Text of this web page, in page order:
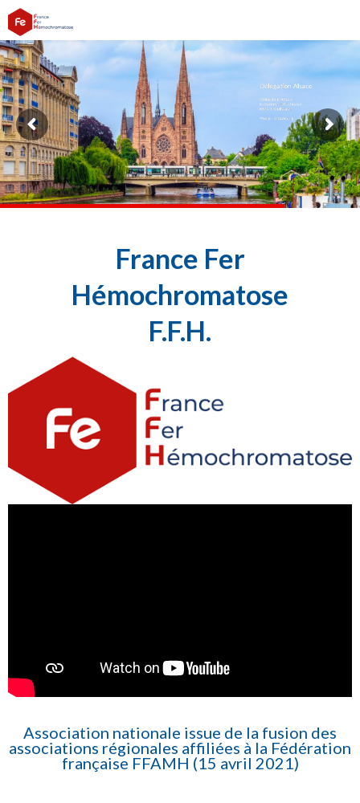
France Fer
Hémochromatose
F.F.H.
Association nationale issue de la fusion des
associations régionales affiliées à la Fédération
française FFAMH (15 avril 2021)